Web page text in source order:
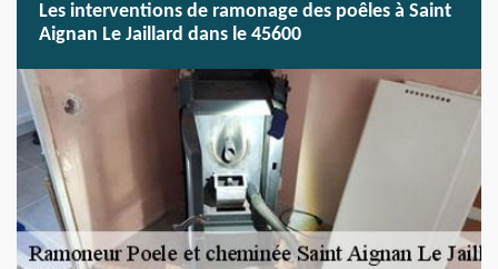
Les interventions de ramonage des poêles à Saint
Aignan Le Jaillard dans le 45600